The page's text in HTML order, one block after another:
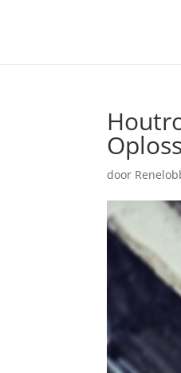
door